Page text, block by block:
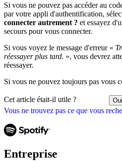
Vous ne trouvez pas ce que vous
Si vous ne pouvez pas accéder au
par votre appli d'authentification,
connecter autrement ? et essayez
secours pour vous connecter.
Si vous voyez le message d'erreur «
réessayer plus tard. », vous devrez
réessayer.
Si vous ne pouvez toujours pas vous
Cet article était-il utile ? Oui
Entreprise